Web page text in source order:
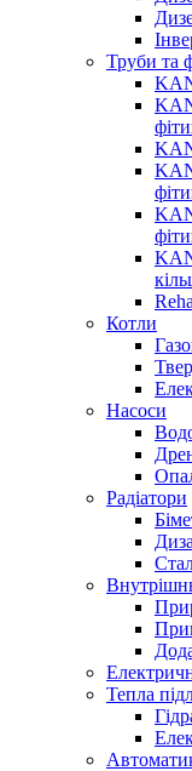
Труби та
Котли
Насоси
Радіатори
Тепла